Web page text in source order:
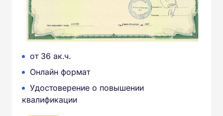
от 36 ак.ч.
Онлайн формат
Удостоверение о повышении
квалификации